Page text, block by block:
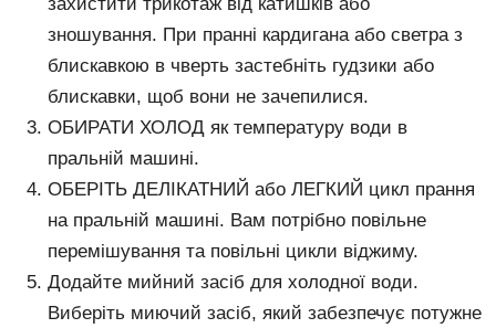
зношування. При пранні кардигана або светра з
блискавкою в чверть застебніть гудзики або
блискавки, щоб вони не зачепилися.
ОБИРАТИ ХОЛОД як температуру води в
пральній машині.
ОБЕРІТЬ ДЕЛІКАТНИЙ або ЛЕГКИЙ цикл прання
на пральній машині. Вам потрібно повільне
перемішування та повільні цикли віджиму.
Додайте мийний засіб для холодної води.
Виберіть миючий засіб, який забезпечує потужне